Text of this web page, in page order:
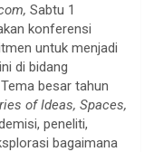
Sabtu 1
konferensi
untuk menjadi
di bidang
besar tahun
of Ideas, Spaces,
peneliti,
bagaimana